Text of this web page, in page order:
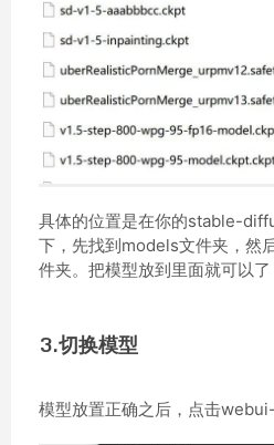
具体的位置是在你的stable-
下，先找到models文件夹，然
件夹。把模型放到里面就可以了
3.切换模型
模型放置正确之后，点击